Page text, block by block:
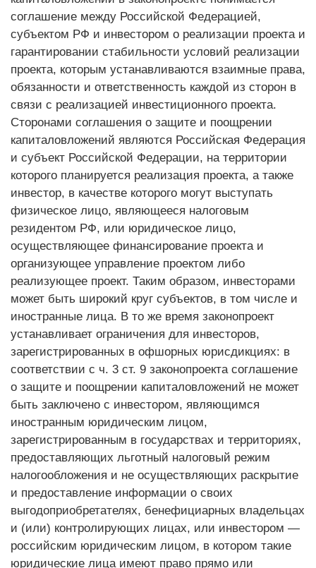
соглашение между Российской Федерацией,
субъектом РФ и инвестором о реализации проекта и
гарантировании стабильности условий реализации
проекта, которым устанавливаются взаимные права,
обязанности и ответственность каждой из сторон в
связи с реализацией инвестиционного проекта.
Сторонами соглашения о защите и поощрении
капиталовложений являются Российская Федерация
и субъект Российской Федерации, на территории
которого планируется реализация проекта, а также
инвестор, в качестве которого могут выступать
физическое лицо, являющееся налоговым
резидентом РФ, или юридическое лицо,
осуществляющее финансирование проекта и
организующее управление проектом либо
реализующее проект. Таким образом, инвесторами
может быть широкий круг субъектов, в том числе и
иностранные лица. В то же время законопроект
устанавливает ограничения для инвесторов,
зарегистрированных в офшорных юрисдикциях: в
соответствии с ч. 3 ст. 9 законопроекта соглашение
о защите и поощрении капиталовложений не может
быть заключено с инвестором, являющимся
иностранным юридическим лицом,
зарегистрированным в государствах и территориях,
предоставляющих льготный налоговый режим
налогообложения и не осуществляющих раскрытие
и предоставление информации о своих
выгодоприобретателях, бенефициарных владельцах
и (или) контролирующих лицах, или инвестором —
российским юридическим лицом, в котором такие
юридические лица имеют право прямо или